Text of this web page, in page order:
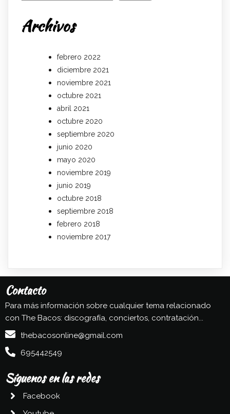
Archivos
febrero 2022
diciembre 2021
noviembre 2021
octubre 2021
abril 2021
octubre 2020
septiembre 2020
junio 2020
mayo 2020
noviembre 2019
junio 2019
octubre 2018
septiembre 2018
febrero 2018
noviembre 2017
Contacto
Para más información sobre cualquier tema relacionado
con The Bacos: discografía, conciertos, contratación...
thebacosonline@gmail.com
695442549
Síguenos en las redes
Facebook